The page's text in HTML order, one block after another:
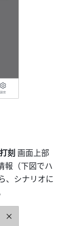
打刻 画面上部
報（下図でハ
、シナリオに